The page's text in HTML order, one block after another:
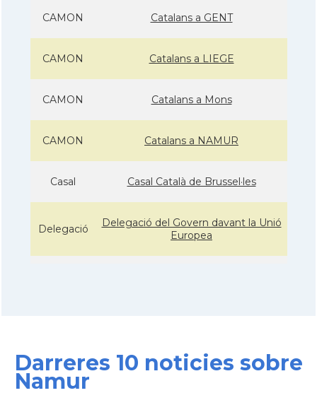
CAMON Catalans a GENT
CAMON Catalans a LIEGE
CAMON Catalans a Mons
CAMON Catalans a NAMUR
Casal Casal Català de Brussel·les
Delegació
Delegació del Govern davant la Unió
Europea
Darreres 10 noticies sobre
Namur